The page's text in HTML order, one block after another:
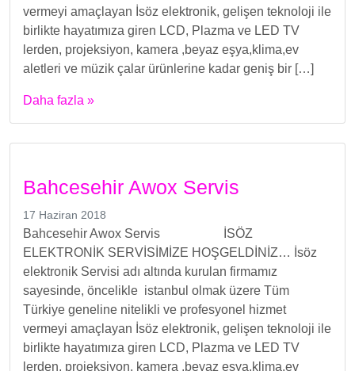
vermeyi amaçlayan İsöz elektronik, gelişen teknoloji ile
birlikte hayatımıza giren LCD, Plazma ve LED TV
lerden, projeksiyon, kamera ,beyaz eşya,klima,ev
aletleri ve müzik çalar ürünlerine kadar geniş bir […]
Daha fazla »
Bahcesehir Awox Servis
17 Haziran 2018
Bahcesehir Awox Servis İSÖZ
ELEKTRONİK SERVİSİMİZE HOŞGELDİNİZ… İsöz
elektronik Servisi adı altında kurulan firmamız
sayesinde, öncelikle istanbul olmak üzere Tüm
Türkiye geneline nitelikli ve profesyonel hizmet
vermeyi amaçlayan İsöz elektronik, gelişen teknoloji ile
birlikte hayatımıza giren LCD, Plazma ve LED TV
lerden, projeksiyon, kamera ,beyaz eşya,klima,ev